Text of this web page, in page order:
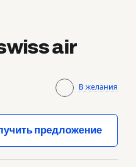
air
В желания
предложение